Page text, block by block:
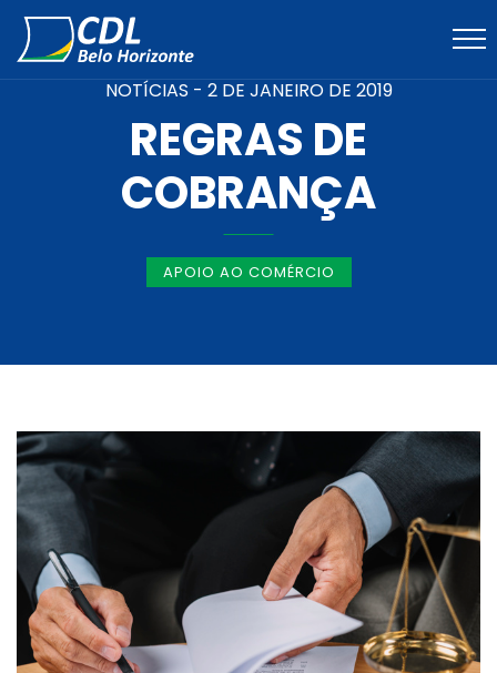
NOTÍCIAS - 2 DE JANEIRO DE 2019
REGRAS DE
COBRANÇA
APOIO AO COMÉRCIO